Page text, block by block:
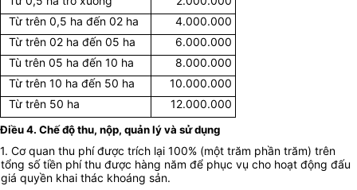
Từ trên 0,5 ha đến 02 ha
4.000.000
Từ trên 02 ha đến 05 ha
6.000.000
Tù trên 05 ha đến 10 ha
8.000.000
Từ trên 10 ha đến 50 ha
10.000.000
Từ trên 50 ha
12.000.000
Điều 4. Chế độ thu, nộp, quản lý và sử dụng
1. Cơ quan thu phí được trích lại 100% (một trăm phần trăm) trên
tổng số tiền phí thu được hàng năm để phục vụ cho hoạt động đấu
giá quyền khai thác khoáng sản.